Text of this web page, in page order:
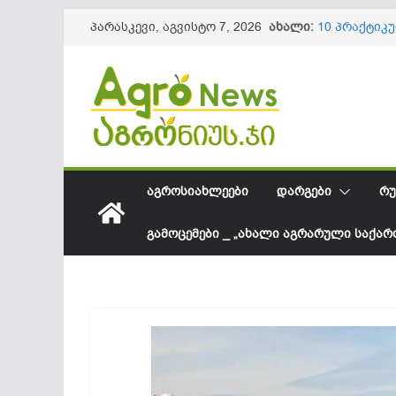
content
პარასკევი, აგვისტო 7, 2026 ახალი: 10
ქართული
სოკოვანი
სეზონის
61,8
ᲐᲒᲠᲝᲡᲘᲐᲮᲚᲔᲔᲑᲘ ᲓᲐᲠᲒᲔᲑᲘ
ᲒᲐᲛᲝᲪᲔᲛᲔᲑᲘ _ „ᲐᲮᲐᲚᲘ ᲐᲒᲠᲐᲠᲣᲚᲘ